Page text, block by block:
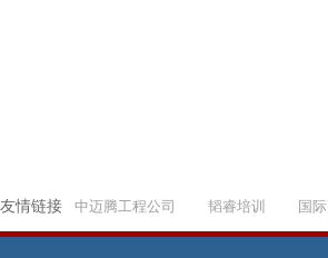
友情链接 中迈腾工程公司 韬睿培训 国